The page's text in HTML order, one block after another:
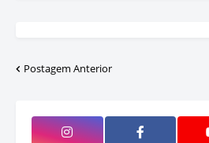
Postagem Anterior